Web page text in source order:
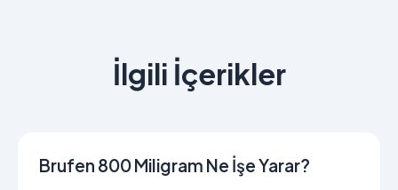
İlgili İçerikler
Brufen 800 Miligram Ne İşe Yarar?